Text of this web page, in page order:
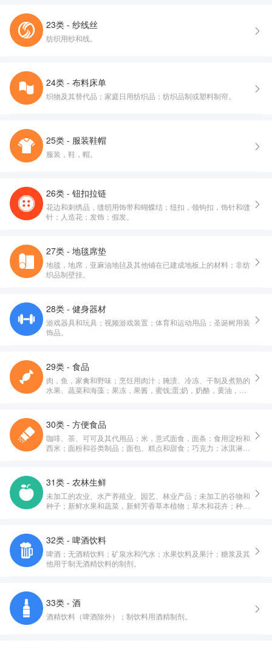
23类 - 纱线丝
纺织用纱和线。
24类 - 布料床单
织物及其替代品；家庭日用纺织品；纺织品制或塑料制帘。
25类 - 服装鞋帽
服装，鞋，帽。
26类 - 钮扣拉链
花边和刺绣品，缝纫用饰带和蝴蝶结；纽扣，领钩扣，饰针和缝
针；人造花；发饰；假发。
27类 - 地毯席垫
地毯，地席，亚麻油地毡及其他铺在已建成地板上的材料；非纺
织品制壁挂。
28类 - 健身器材
游戏器具和玩具；视频游戏装置；体育和运动用品；圣诞树用装
饰品。
29类 - 食品
肉，鱼，家禽和野味；烹饪用肉汁；腌渍、冷冻、干制及煮熟的
水果、蔬菜和海藻；果冻，果酱，蜜饯;蛋;奶，奶酪，黄油，酸
30类 - 方便食品
咖啡、茶、可可及其代用品；米，意式面食，面条；食用淀粉和
西米；面粉和谷类制品；面包、糕点和甜食；巧克力；冰淇淋，
冰（冻结的水）。
31类 - 农林生鲜
未加工的农业、水产养殖业、园艺、林业产品；未加工的谷物和
种子；新鲜水果和蔬菜，新鲜芳香草本植物；草木和花卉；种植
32类 - 啤酒饮料
啤酒；无酒精饮料；矿泉水和汽水；水果饮料及果汁；糖浆及其
他用于制无酒精饮料的制剂。
33类 - 酒
酒精饮料（啤酒除外）；制饮料用酒精制剂。